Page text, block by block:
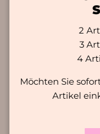
Hallo, suchen
täglichen
Langlebigkeit
Schmuck hält
Bereichern Sie
2
3
4
Möchten Sie
Artikel